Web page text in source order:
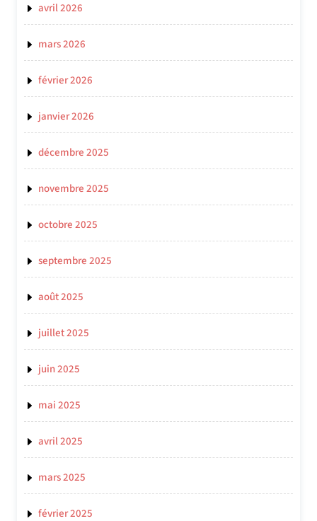
avril 2026
mars 2026
février 2026
janvier 2026
décembre 2025
novembre 2025
octobre 2025
septembre 2025
août 2025
juillet 2025
juin 2025
mai 2025
avril 2025
mars 2025
février 2025